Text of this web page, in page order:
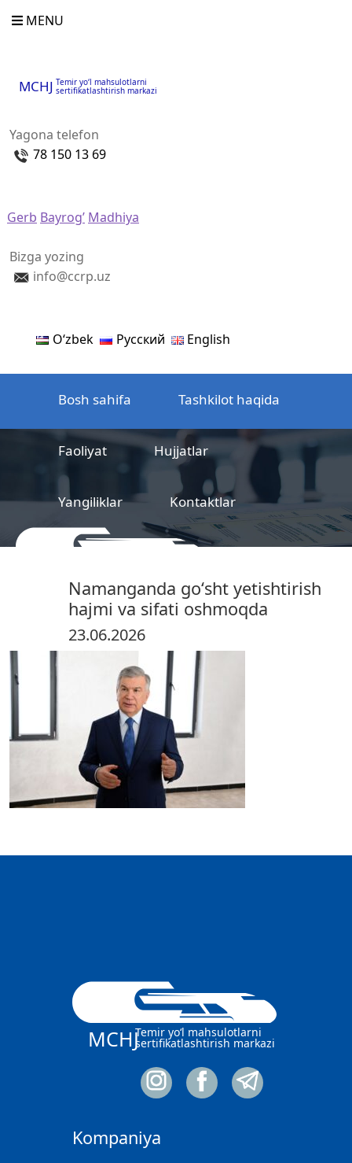
MENU
MCHJ Temir yo‘l mahsulotlarni
sertifikatlashtirish markazi
Yagona telefon
78 150 13 69
Gerb Bayrog’ Madhiya
Bizga yozing
info@ccrp.uz
Oʻzbek Русский English
Bosh sahifa Tashkilot haqida
Faoliyat Hujjatlar
Yangiliklar Kontaktlar
sertifikatlashtirish markazi
Namanganda goʻsht yetishtirish
hajmi va sifati oshmoqda
23.06.2026
MCHJTemir yo‘l mahsulotlarni
sertifikatlashtirish markazi
Kompaniya